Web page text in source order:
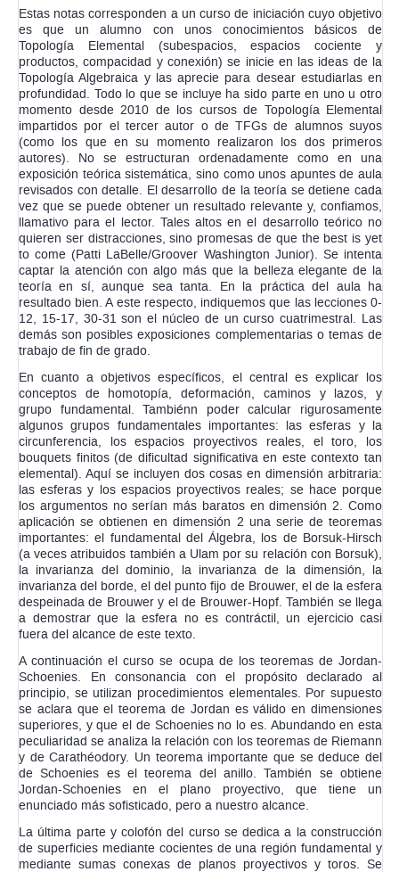
Estas notas corresponden a un curso de iniciación cuyo objetivo
es que un alumno con unos conocimientos básicos de
Topología Elemental (subespacios, espacios cociente y
productos, compacidad y conexión) se inicie en las ideas de la
Topología Algebraica y las aprecie para desear estudiarlas en
profundidad. Todo lo que se incluye ha sido parte en uno u otro
momento desde 2010 de los cursos de Topología Elemental
impartidos por el tercer autor o de TFGs de alumnos suyos
(como los que en su momento realizaron los dos primeros
autores). No se estructuran ordenadamente como en una
exposición teórica sistemática, sino como unos apuntes de aula
revisados con detalle. El desarrollo de la teoría se detiene cada
vez que se puede obtener un resultado relevante y, confiamos,
llamativo para el lector. Tales altos en el desarrollo teórico no
quieren ser distracciones, sino promesas de que the best is yet
to come (Patti LaBelle/Groover Washington Junior). Se intenta
captar la atención con algo más que la belleza elegante de la
teoría en sí, aunque sea tanta. En la práctica del aula ha
resultado bien. A este respecto, indiquemos que las lecciones 0-
12, 15-17, 30-31 son el núcleo de un curso cuatrimestral. Las
demás son posibles exposiciones complementarias o temas de
trabajo de fin de grado.
En cuanto a objetivos específicos, el central es explicar los
conceptos de homotopía, deformación, caminos y lazos, y
grupo fundamental. Tambiénn poder calcular rigurosamente
algunos grupos fundamentales importantes: las esferas y la
circunferencia, los espacios proyectivos reales, el toro, los
bouquets finitos (de dificultad significativa en este contexto tan
elemental). Aquí se incluyen dos cosas en dimensión arbitraria:
las esferas y los espacios proyectivos reales; se hace porque
los argumentos no serían más baratos en dimensión 2. Como
aplicación se obtienen en dimensión 2 una serie de teoremas
importantes: el fundamental del Álgebra, los de Borsuk-Hirsch
(a veces atribuidos también a Ulam por su relación con Borsuk),
la invarianza del dominio, la invarianza de la dimensión, la
invarianza del borde, el del punto fijo de Brouwer, el de la esfera
despeinada de Brouwer y el de Brouwer-Hopf. También se llega
a demostrar que la esfera no es contráctil, un ejercicio casi
fuera del alcance de este texto.
A continuación el curso se ocupa de los teoremas de Jordan-
Schoenies. En consonancia con el propósito declarado al
principio, se utilizan procedimientos elementales. Por supuesto
se aclara que el teorema de Jordan es válido en dimensiones
superiores, y que el de Schoenies no lo es. Abundando en esta
peculiaridad se analiza la relación con los teoremas de Riemann
y de Carathéodory. Un teorema importante que se deduce del
de Schoenies es el teorema del anillo. También se obtiene
Jordan-Schoenies en el plano proyectivo, que tiene un
enunciado más sofisticado, pero a nuestro alcance.
La última parte y colofón del curso se dedica a la construcción
de superficies mediante cocientes de una región fundamental y
mediante sumas conexas de planos proyectivos y toros. Se